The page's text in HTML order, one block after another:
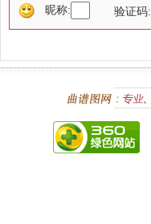
昵称: 验证码: